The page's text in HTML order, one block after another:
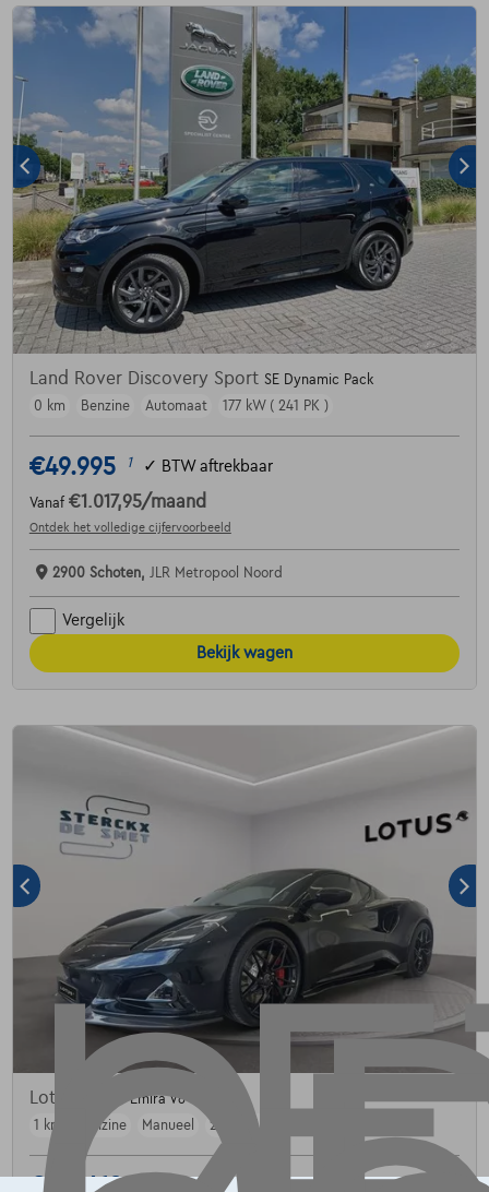
Land Rover Discovery Sport SE Dynamic Pack
0 km
Benzine Automaat 177 kW ( 241 PK )
€49.995 1 ✓ BTW aftrekbaar
Vanaf €1.017,95/maand
Ontdek het volledige cijfervoorbeeld
2900 Schoten, JLR Metropool Noord
Vergelijk
Bekijk wagen
Lotus EmiraEmira V6 SE
1 km
Benzine Manueel 298 kW ( 405 PK )
€128.410 BTW aftrekbaar